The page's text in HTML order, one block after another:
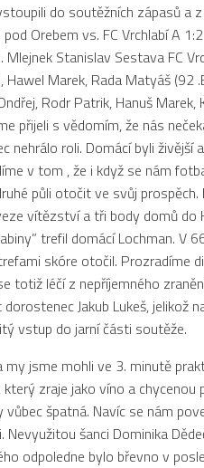
do soutěžních zápasů a
Orebem vs. FC Vrchlabí A
Stanislav Sestava FC
Hawel Marek, Rada Matyáš (92
Rodr Patrik, Hanuš Marek,
přijeli s vědomím, že nás
nehrálo roli. Domácí byli živější
v tom , že i když se nám
půli otočit ve svůj prospěch.
vítězství a tři body domů do
trefil domácí Lochman. V
skóre otočil. Prozradíme
totiž léčí z nepříjemného
Jakub Lukeš, jelikož
vstup do jarní části soutěže.
jsme mohli ve 3. minutě
zraje jako víno a chycenou
špatná. Navíc se nám
Nevyužitou šanci Dominika
odpoledne bylo břevno v